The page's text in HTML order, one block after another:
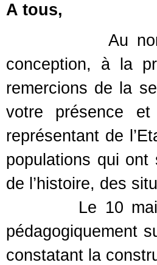
A tous,
Au nom de
conception, à la
remercions de la
votre présence et
représentant de
populations qui ont
de l’histoire, des
Le 10 mai est
pédagogiquement
constatant la